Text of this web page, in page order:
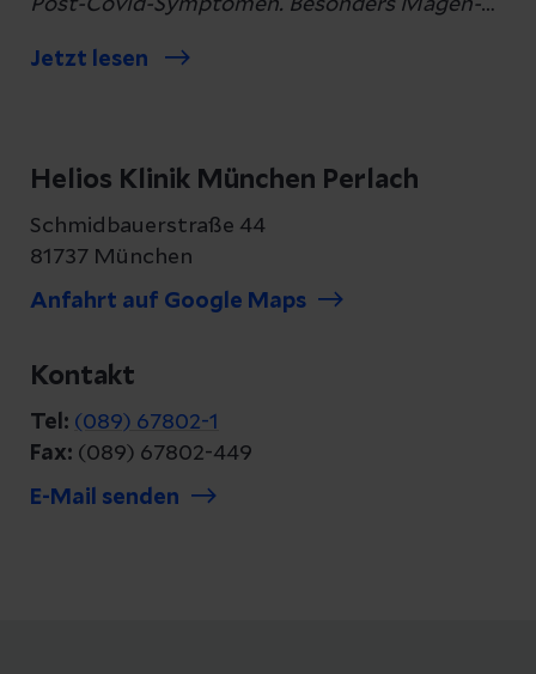
Post-Covid-Symptomen. Besonders Magen-
Betroffenen auch lange nach einer
Jetzt lesen
Helios Klinik München Perlach
Schmidbauerstraße 44
81737 München
Anfahrt auf Google Maps
Kontakt
Tel: (089) 67802-1
Fax: (089) 67802-449
E-Mail senden